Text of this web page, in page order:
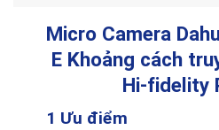
Micro Camera
E Khoảng cách
Hi-fidelity
1 Ưu điểm